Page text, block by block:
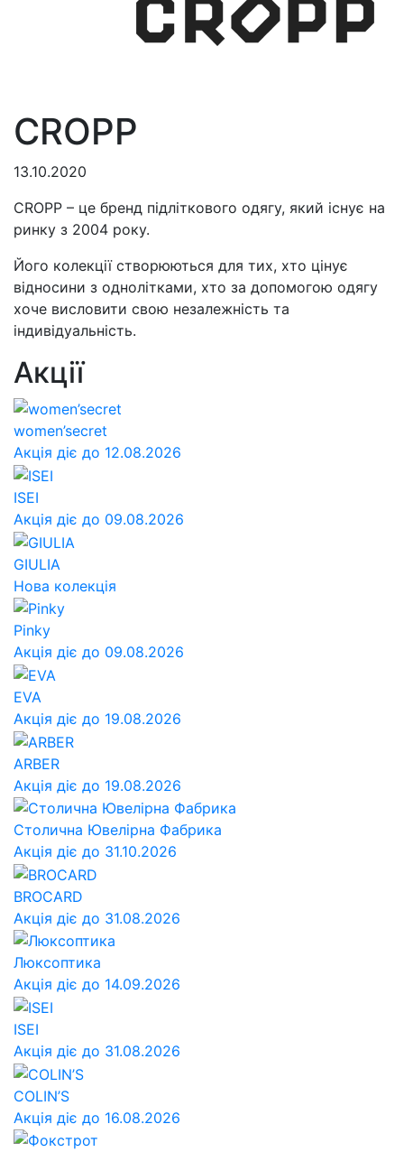
CROPP
13.10.2020
CROPP – це бренд підліткового одягу, який існує на
ринку з 2004 року.
Його колекції створюються для тих, хто цінує
відносини з однолітками, хто за допомогою одягу
хоче висловити свою незалежність та
індивідуальність.
Акції
women’secret
Акція діє до 12.08.2026
ISEI
Акція діє до 09.08.2026
GIULIA
Нова колекція
Pinky
Акція діє до 09.08.2026
EVA
Акція діє до 19.08.2026
ARBER
Акція діє до 19.08.2026
Столична Ювелірна Фабрика
Акція діє до 31.10.2026
BROCARD
Акція діє до 31.08.2026
Люксоптика
Акція діє до 14.09.2026
ISEI
Акція діє до 31.08.2026
COLIN’S
Акція діє до 16.08.2026